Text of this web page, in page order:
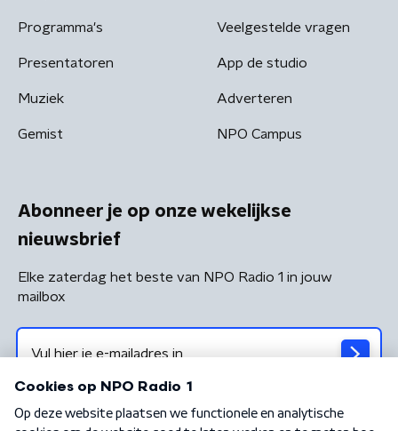
Programma's
Presentatoren
Muziek
Gemist
Veelgestelde vragen
App de studio
Adverteren
NPO Campus
Abonneer je op onze wekelijkse
nieuwsbrief
Elke zaterdag het beste van NPO Radio 1 in jouw
mailbox